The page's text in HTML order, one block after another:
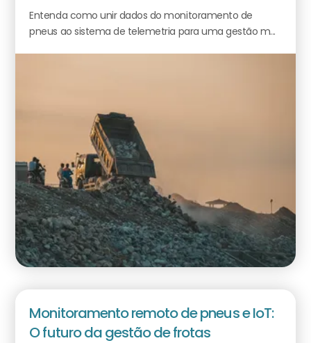
Entenda como unir dados do monitoramento de
pneus ao sistema de telemetria para uma gestão m...
Monitoramento remoto de pneus e IoT:
O futuro da gestão de frotas